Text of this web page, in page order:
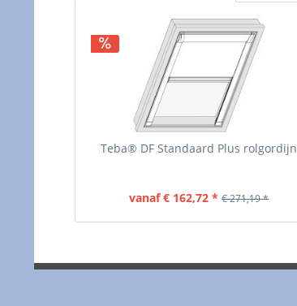
Teba® DF Standaard Plus rolgordijn
vanaf € 162,72 * € 271,19 *